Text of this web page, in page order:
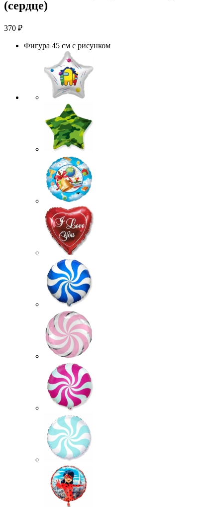
(сердце)
370 ₽
Фигура 45 см с рисунком